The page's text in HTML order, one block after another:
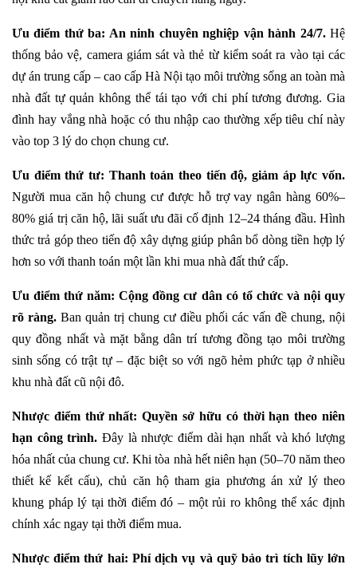
Ưu điểm thứ ba: An ninh chuyên nghiệp vận hành 24/7.Hệ
thống bảo vệ, camera giám sát và thẻ từ kiểm soát ra vào tại các
dự án trung cấp – cao cấp Hà Nội tạo môi trường sống an toàn mà
nhà đất tự quản không thể tái tạo với chi phí tương đương. Gia
đình hay vắng nhà hoặc có thu nhập cao thường xếp tiêu chí này
vào top 3 lý do chọn chung cư.
Ưu điểm thứ tư: Thanh toán theo tiến độ, giảm áp lực vốn.
Người mua căn hộ chung cư được hỗ trợ vay ngân hàng 60%–
80% giá trị căn hộ, lãi suất ưu đãi cố định 12–24 tháng đầu. Hình
thức trả góp theo tiến độ xây dựng giúp phân bổ dòng tiền hợp lý
hơn so với thanh toán một lần khi mua nhà đất thứ cấp.
Ưu điểm thứ năm: Cộng đồng cư dân có tổ chức và nội quy
rõ ràng. Ban quản trị chung cư điều phối các vấn đề chung, nội
quy đồng nhất và mặt bằng dân trí tương đồng tạo môi trường
sinh sống có trật tự – đặc biệt so với ngõ hẻm phức tạp ở nhiều
khu nhà đất cũ nội đô.
Nhược điểm thứ nhất: Quyền sở hữu có thời hạn theo niên
hạn công trình. Đây là nhược điểm dài hạn nhất và khó lượng
hóa nhất của chung cư. Khi tòa nhà hết niên hạn (50–70 năm theo
thiết kế kết cấu), chủ căn hộ tham gia phương án xử lý theo
khung pháp lý tại thời điểm đó – một rủi ro không thể xác định
chính xác ngay tại thời điểm mua.
Nhược điểm thứ hai: Phí dịch vụ và quỹ bảo trì tích lũy lớn